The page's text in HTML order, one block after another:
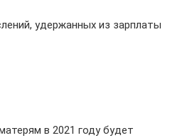
удержанных из зарплаты
в 2021 году будет